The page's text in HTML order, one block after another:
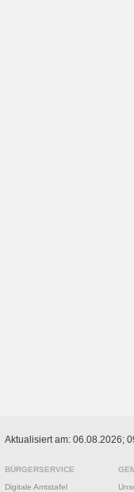
Aktualisiert am: 06.08.2026;
BÜRGERSERVICE
Digitale Amtstafel